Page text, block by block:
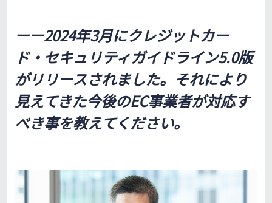
ーー2024年3月にクレジットカー
ド・セキュリティガイドライン5.0版
がリリースされました。それにより
見えてきた今後のEC事業者が対応す
べき事を教えてください。